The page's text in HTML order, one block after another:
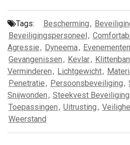
Tags: Bescherming,
Beveiligingspersoneel,
Agressie, Dyneema, Evenementen
Gevangenissen, Kevlar,
Verminderen, Lichtgewicht,
Penetratie, Persoonsbeveiliging,
Snijwonden, Steekvest Beveiliging
Toepassingen, Uitrusting,
Weerstand